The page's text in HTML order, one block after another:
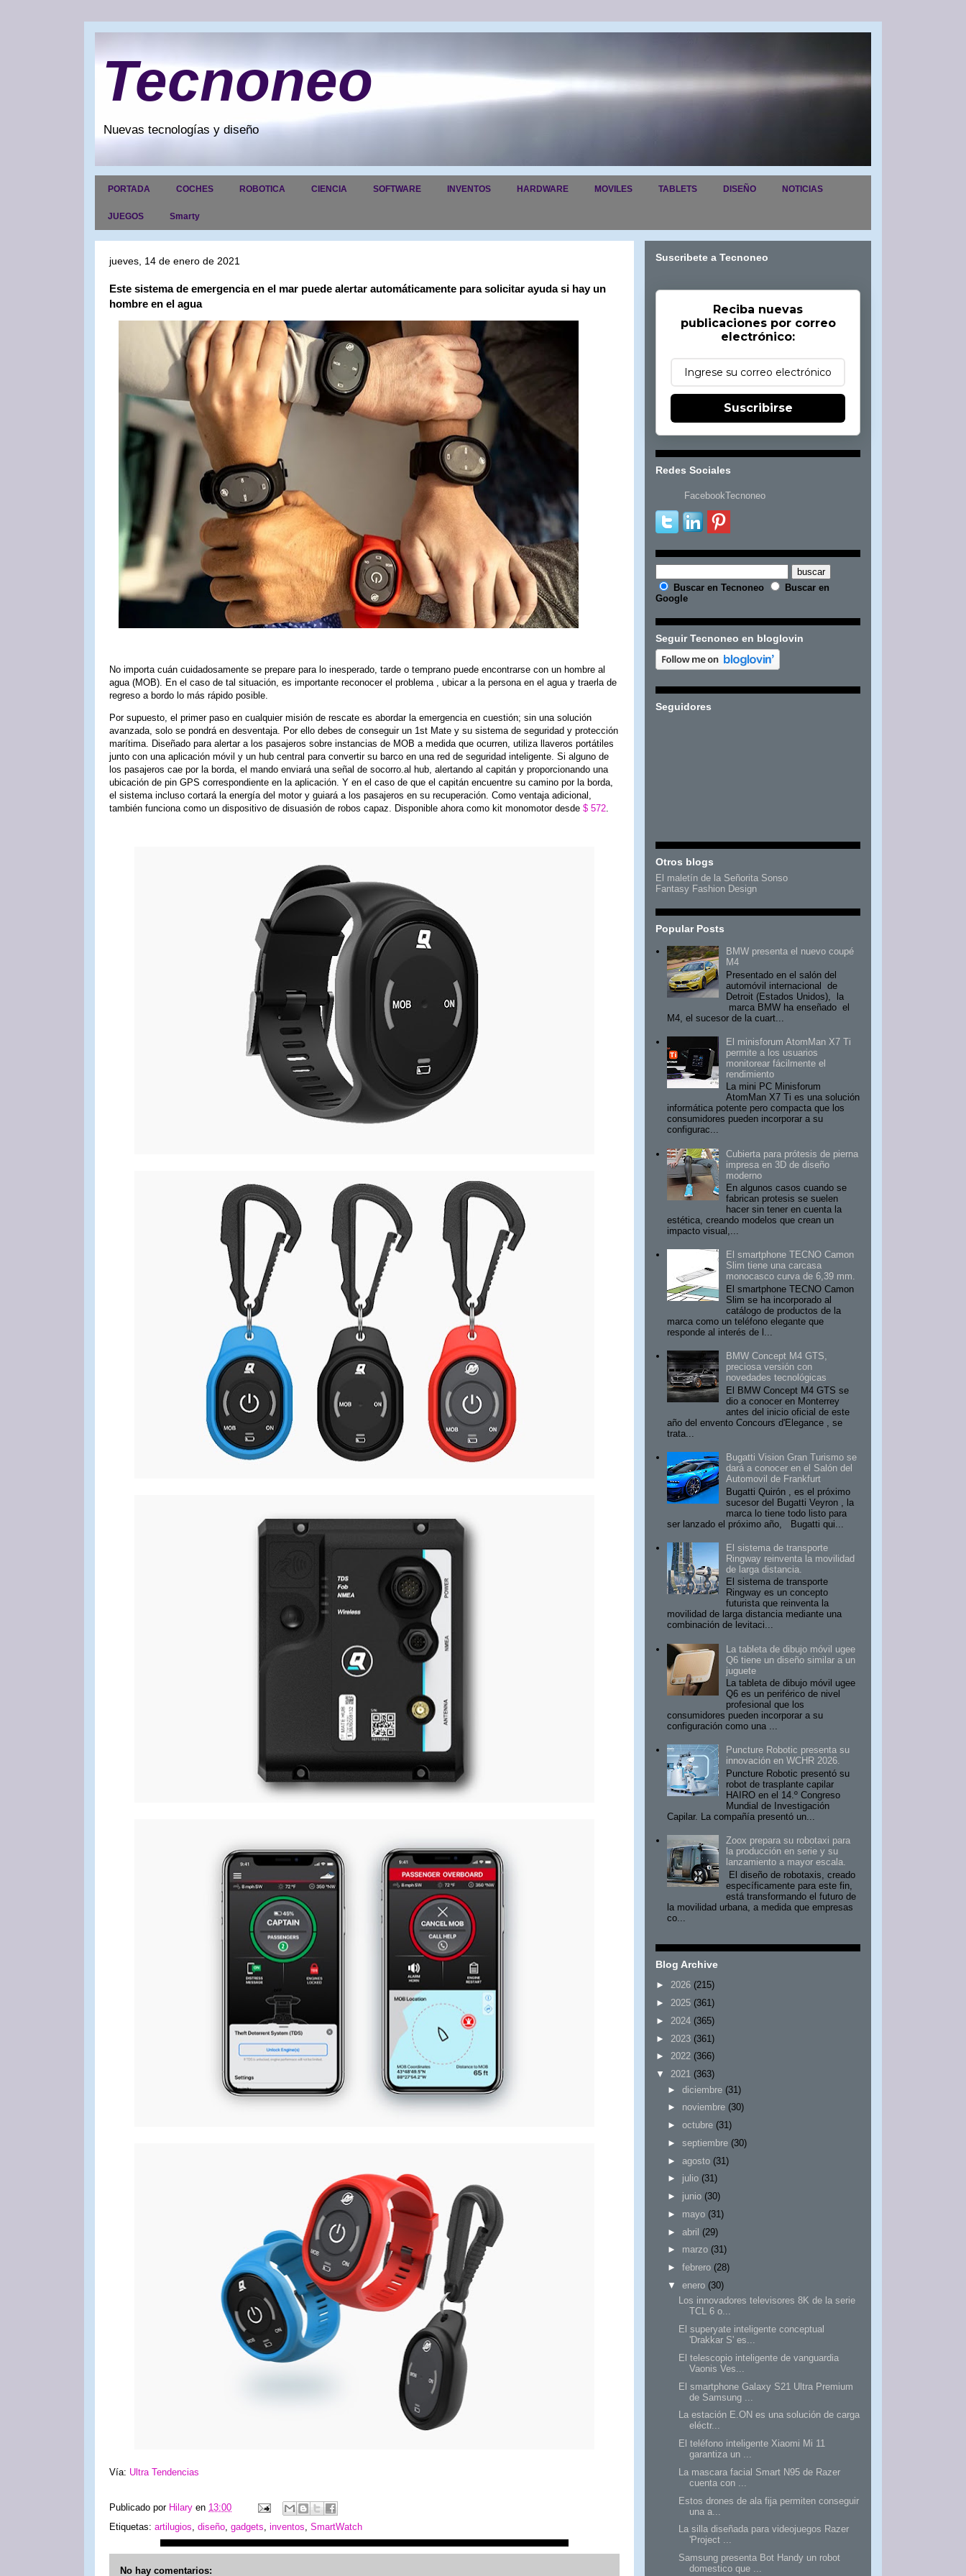
Tecnoneo
Nuevas tecnologías y diseño
PORTADA COCHES ROBOTICA CIENCIA SOFTWARE INVENTOS HARDWARE MOVILES TABLETS DISEÑO NOTICIAS
JUEGOS Smarty
jueves, 14 de enero de 2021
Este sistema de emergencia en el mar puede alertar automáticamente para solicitar ayuda si hay un
hombre en el agua
No importa cuán cuidadosamente se prepare para lo inesperado, tarde o temprano puede encontrarse con un hombre al
agua (MOB). En el caso de tal situación, es importante reconocer el problema , ubicar a la persona en el agua y traerla de
regreso a bordo lo más rápido posible.
Por supuesto, el primer paso en cualquier misión de rescate es abordar la emergencia en cuestión; sin una solución
avanzada, solo se pondrá en desventaja. Por ello debes de conseguir un 1st Mate y su sistema de seguridad y protección
marítima. Diseñado para alertar a los pasajeros sobre instancias de MOB a medida que ocurren, utiliza llaveros portátiles
junto con una aplicación móvil y un hub central para convertir su barco en una red de seguridad inteligente. Si alguno de
los pasajeros cae por la borda, el mando enviará una señal de socorro.al hub, alertando al capitán y proporcionando una
ubicación de pin GPS correspondiente en la aplicación. Y en el caso de que el capitán encuentre su camino por la borda,
el sistema incluso cortará la energía del motor y guiará a los pasajeros en su recuperación. Como ventaja adicional,
también funciona como un dispositivo de disuasión de robos capaz. Disponible ahora como kit monomotor desde $ 572.
Vía: Ultra Tendencias
Publicado por Hilary en 13:00
Etiquetas: artilugios, diseño, gadgets, inventos, SmartWatch
No hay comentarios:
Suscribete a Tecnoneo
Reciba nuevas
publicaciones por correo
electrónico:
Suscribirse
Redes Sociales
FacebookTecnoneo
Buscar en Tecnoneo
Buscar en
Google
Seguir Tecnoneo en bloglovin
Seguidores
Otros blogs
El maletín de la Señorita Sonso
Fantasy Fashion Design
Popular Posts
BMW presenta el nuevo coupé
M4
Presentado en el salón del
automóvil internacional de
Detroit (Estados Unidos), la
marca BMW ha enseñado el
M4, el sucesor de la cuart...
El minisforum AtomMan X7 Ti
permite a los usuarios
monitorear fácilmente el
rendimiento
La mini PC Minisforum
AtomMan X7 Ti es una solución
informática potente pero compacta que los
consumidores pueden incorporar a su
configurac...
Cubierta para prótesis de pierna
impresa en 3D de diseño
moderno
En algunos casos cuando se
fabrican protesis se suelen
hacer sin tener en cuenta la
estética, creando modelos que crean un
impacto visual,...
El smartphone TECNO Camon
Slim tiene una carcasa
monocasco curva de 6,39 mm.
El smartphone TECNO Camon
Slim se ha incorporado al
catálogo de productos de la
marca como un teléfono elegante que
responde al interés de l...
BMW Concept M4 GTS,
preciosa versión con
novedades tecnológicas
El BMW Concept M4 GTS se
dio a conocer en Monterrey
antes del inicio oficial de este
año del envento Concours d'Elegance , se
trata...
Bugatti Vision Gran Turismo se
dará a conocer en el Salón del
Automovil de Frankfurt
Bugatti Quirón , es el próximo
sucesor del Bugatti Veyron , la
marca lo tiene todo listo para
ser lanzado el próximo año, Bugatti qui...
El sistema de transporte
Ringway reinventa la movilidad
de larga distancia.
El sistema de transporte
Ringway es un concepto
futurista que reinventa la
movilidad de larga distancia mediante una
combinación de levitaci...
La tableta de dibujo móvil ugee
Q6 tiene un diseño similar a un
juguete
La tableta de dibujo móvil ugee
Q6 es un periférico de nivel
profesional que los
consumidores pueden incorporar a su
configuración como una ...
Puncture Robotic presenta su
innovación en WCHR 2026.
Puncture Robotic presentó su
robot de trasplante capilar
HAIRO en el 14.º Congreso
Mundial de Investigación
Capilar. La compañía presentó un...
Zoox prepara su robotaxi para
la producción en serie y su
lanzamiento a mayor escala.
El diseño de robotaxis, creado
específicamente para este fin,
está transformando el futuro de
la movilidad urbana, a medida que empresas
co...
Blog Archive
► 2026 (215)
► 2025 (361)
► 2024 (365)
► 2023 (361)
► 2022 (366)
▼
2021 (363)
► diciembre (31)
► noviembre (30)
► octubre (31)
► septiembre (30)
► agosto (31)
► julio (31)
► junio (30)
► mayo (31)
► abril (29)
► marzo (31)
► febrero (28)
▼
enero (30)
Los innovadores televisores 8K de la serie
TCL 6 o...
El superyate inteligente conceptual
'Drakkar S' es...
El telescopio inteligente de vanguardia
Vaonis Ves...
El smartphone Galaxy S21 Ultra Premium
de Samsung ...
La estación E.ON es una solución de carga
eléctr...
El teléfono inteligente Xiaomi Mi 11
garantiza un ...
La mascara facial Smart N95 de Razer
cuenta con ...
Estos drones de ala fija permiten conseguir
una a...
La silla diseñada para videojuegos Razer
'Project ...
Samsung presenta Bot Handy un robot
domestico que ...